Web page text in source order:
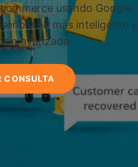
usando Google,
web más inteligente y
avanzada.
CONSULTA